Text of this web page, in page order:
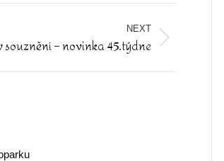
NEXT
souznění – novinka 45.týdne